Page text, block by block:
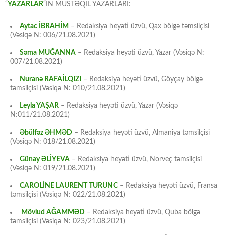
“YAZARLAR“IN MÜSTƏQİL YAZARLARI:
Aytac İBRAHİM – Redaksiya heyəti üzvü, Qax bölgə təmsilçisi
(Vəsiqə N: 006/21.08.2021)
Səma MUĞANNA – Redaksiya heyəti üzvü, Yazar (Vəsiqə N:
007/21.08.2021)
Nuranə RAFAİLQIZI
– Redaksiya heyəti üzvü, Göyçay bölgə
təmsilçisi (Vəsiqə N: 010/21.08.2021)
Leyla YAŞAR – Redaksiya heyəti üzvü, Yazar (Vəsiqə
N:011/21.08.2021)
Əbülfəz ƏHMƏD – Redaksiya heyəti üzvü, Almaniya təmsilçisi
(Vəsiqə N: 018/21.08.2021)
Günay ƏLİYEVA – Redaksiya heyəti üzvü, Norveç təmsilçisi
(Vəsiqə N: 019/21.08.2021)
CAROLİNE LAURENT TURUNC – Redaksiya heyəti üzvü, Fransa
təmsilçisi (Vəsiqə N: 022/21.08.2021)
Mövlud AĞAMMƏD – Redaksiya heyəti üzvü, Quba bölgə
təmsilçisi (Vəsiqə N: 023/21.08.2021)